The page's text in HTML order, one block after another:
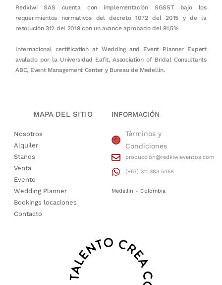
Redkiwi SAS cuenta con implementación SGSST bajo los
requerimientos normativos del decreto 1072 del 2015 y de la
resolución 312 del 2019 con un avance aprobado del 91,5%
Internacional certification at Wedding and Event Planner Expert
avalado por la Universidad Eafit, Association of Bridal Consultants
ABC, Event Management Center y Bureau de Medellín.
MAPA DEL SITIO
Nosotros
Alquiler
Stands
Venta
Evento
Wedding Planner
Bookings locaciones
Contacto
INFORMACIÓN
Términos y
Condiciones
producción@redkiwieventos.com
(+57) 311 383 5458
Medellin - Colombia